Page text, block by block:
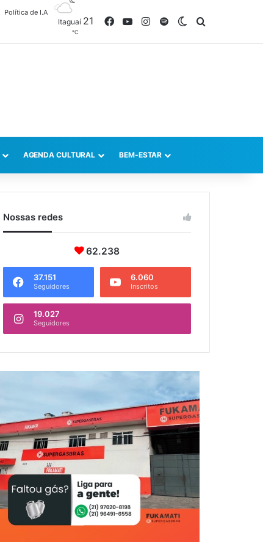
Política de I.A
Itaguaí 21
℃
FacebookYouTubeInstagram
SpotifySwitch skin
AGENDA CULTURAL BEM-ESTAR
Nossas redes
62.238
37.151
Seguidores
6.060
Inscritos
19.027
Seguidores